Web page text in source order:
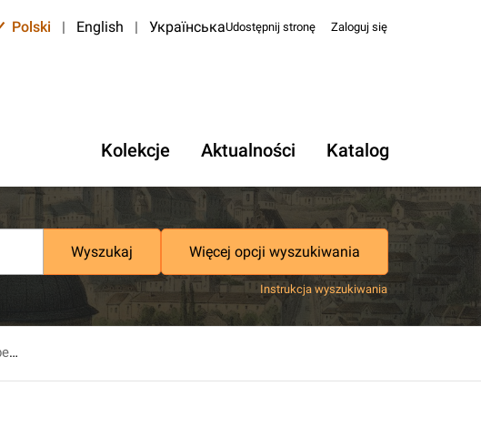
Polski | English | УкраїнськаUdostępnij stronę Zaloguj się
Kolekcje Aktualności Katalog
Wyszukaj Więcej opcji wyszukiwania
Instrukcja wyszukiwania
Gedanken Vorschlage und Wunsche zur Verbesserung der offentlichen Erziehung als Materialien zur Padagogick ... Viertes Stuck..